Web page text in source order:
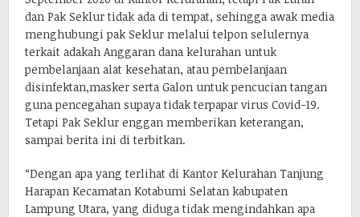
dan Pak Seklur tidak ada di tempat, sehingga awak media
menghubungi pak Seklur melalui telpon selulernya
terkait adakah Anggaran dana kelurahan untuk
pembelanjaan alat kesehatan, atau pembelanjaan
disinfektan,masker serta Galon untuk pencucian tangan
guna pencegahan supaya tidak terpapar virus Covid-19.
Tetapi Pak Seklur enggan memberikan keterangan,
sampai berita ini di terbitkan.
“Dengan apa yang terlihat di Kantor Kelurahan Tanjung
Harapan Kecamatan Kotabumi Selatan kabupaten
Lampung Utara, yang diduga tidak mengindahkan apa